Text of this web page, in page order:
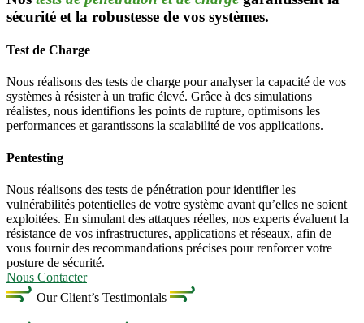
sécurité et la robustesse de vos systèmes.
Test de Charge
Nous réalisons des tests de charge pour analyser la capacité de vos
systèmes à résister à un trafic élevé. Grâce à des simulations
réalistes, nous identifions les points de rupture, optimisons les
performances et garantissons la scalabilité de vos applications.
Pentesting
Nous réalisons des tests de pénétration pour identifier les
vulnérabilités potentielles de votre système avant qu’elles ne soient
exploitées. En simulant des attaques réelles, nos experts évaluent la
résistance de vos infrastructures, applications et réseaux, afin de
vous fournir des recommandations précises pour renforcer votre
posture de sécurité.
Nous Contacter
Our Client’s Testimonials